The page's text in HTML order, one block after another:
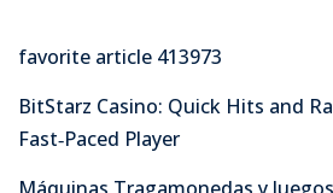
favorite article 413973
BitStarz Casino: Quick Hits and
Fast‑Paced Player
Máquinas Tragamonedas y